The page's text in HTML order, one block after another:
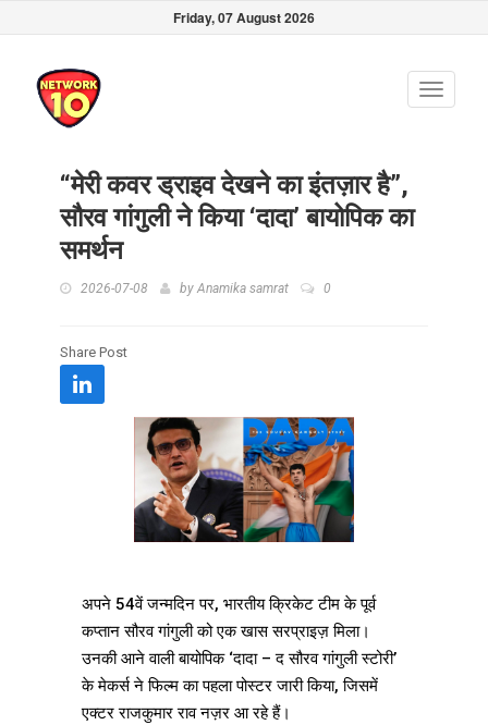
Friday, 07 August 2026
Toggle
“मेरी कवर ड्राइव देखने का इंतज़ार है”,
सौरव गांगुली ने किया ‘दादा’ बायोपिक का
समर्थन
2026-07-08 by Anamika samrat 0
Share Post
अपने 54वें जन्मदिन पर, भारतीय क्रिकेट टीम के पूर्व
कप्तान सौरव गांगुली को एक खास सरप्राइज़ मिला।
उनकी आने वाली बायोपिक ‘दादा – द सौरव गांगुली स्टोरी’
के मेकर्स ने फिल्म का पहला पोस्टर जारी किया, जिसमें
एक्टर राजकुमार राव नज़र आ रहे हैं।